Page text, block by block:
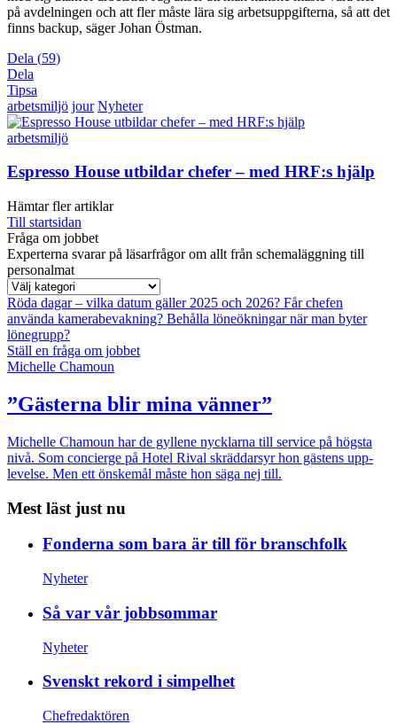
på avdelningen och att fler måste lära sig arbetsuppgifterna, så att det
finns backup, säger Johan Östman.
Dela (59)
Dela
Tipsa
arbetsmiljö jour Nyheter
arbetsmiljö
Espresso House utbildar chefer – med HRF:s hjälp
Hämtar fler artiklar
Till startsidan
Fråga om jobbet
Experterna svarar på läsarfrågor om allt från schemaläggning till
personalmat
Röda dagar – vilka datum gäller 2025 och 2026? Får chefen
använda kamerabevakning? Behålla löneökningar när man byter
lönegrupp?
Ställ en fråga om jobbet
Michelle Chamoun
”Gästerna blir mina vänner”
Michelle Chamoun har de gyllene nycklarna till service på högsta
nivå. Som concierge på Hotel Rival skräddarsyr hon gästens upp­
levelse. Men ett önskemål måste hon säga nej till.
Mest läst just nu
Fonderna som bara är till för branschfolk
Nyheter
Så var vår jobbsommar
Nyheter
Svenskt rekord i simpelhet
Chefredaktören